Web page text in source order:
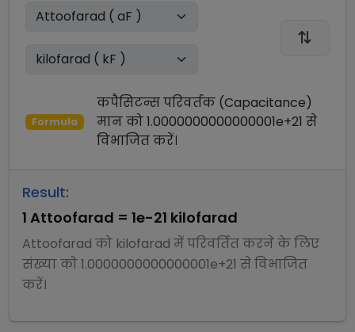
Formula
कपैसिटन्स परिवर्तक (Capacitance)
मान को1.0000000000000001e+21 से
विभाजितकरें।
Result:
1 Attoofarad = 1e-21 kilofarad
Attoofarad को kilofarad में परिवर्तित करने के लिए
संख्या को1.0000000000000001e+21 सेविभाजित
करें।